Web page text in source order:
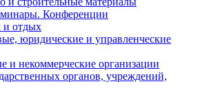
Конференции
и отдых
юридические и управленческие
и некоммерческие организации
органов, учреждений,